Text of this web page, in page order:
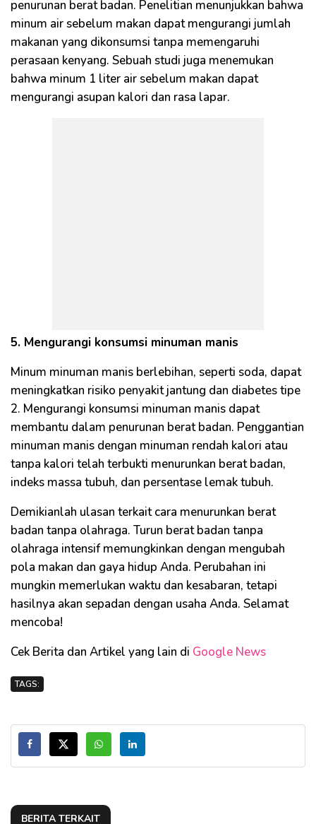
penurunan berat badan. Penelitian menunjukkan bahwa
minum air sebelum makan dapat mengurangi jumlah
makanan yang dikonsumsi tanpa memengaruhi
perasaan kenyang. Sebuah studi juga menemukan
bahwa minum 1 liter air sebelum makan dapat
mengurangi asupan kalori dan rasa lapar.
5. Mengurangi konsumsi minuman manis
Minum minuman manis berlebihan, seperti soda, dapat
meningkatkan risiko penyakit jantung dan diabetes tipe
2. Mengurangi konsumsi minuman manis dapat
membantu dalam penurunan berat badan. Penggantian
minuman manis dengan minuman rendah kalori atau
tanpa kalori telah terbukti menurunkan berat badan,
indeks massa tubuh, dan persentase lemak tubuh.
Demikianlah ulasan terkait cara menurunkan berat
badan tanpa olahraga. Turun berat badan tanpa
olahraga intensif memungkinkan dengan mengubah
pola makan dan gaya hidup Anda. Perubahan ini
mungkin memerlukan waktu dan kesabaran, tetapi
hasilnya akan sepadan dengan usaha Anda. Selamat
mencoba!
Cek Berita dan Artikel yang lain di Google News
TAGS:
BERITA TERKAIT